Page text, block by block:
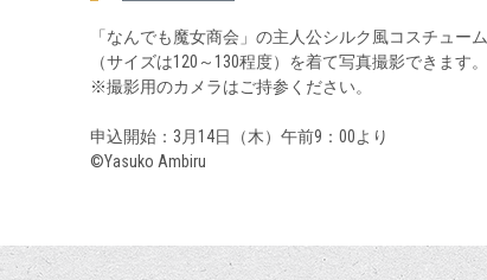
「なんでも魔女商会」の主人公シルク風コスチューム
（サイズは120～130程度）を着て写真撮影できます。
※撮影用のカメラはご持参ください。
申込開始：3月14日（木）午前9：00より
©Yasuko Ambiru